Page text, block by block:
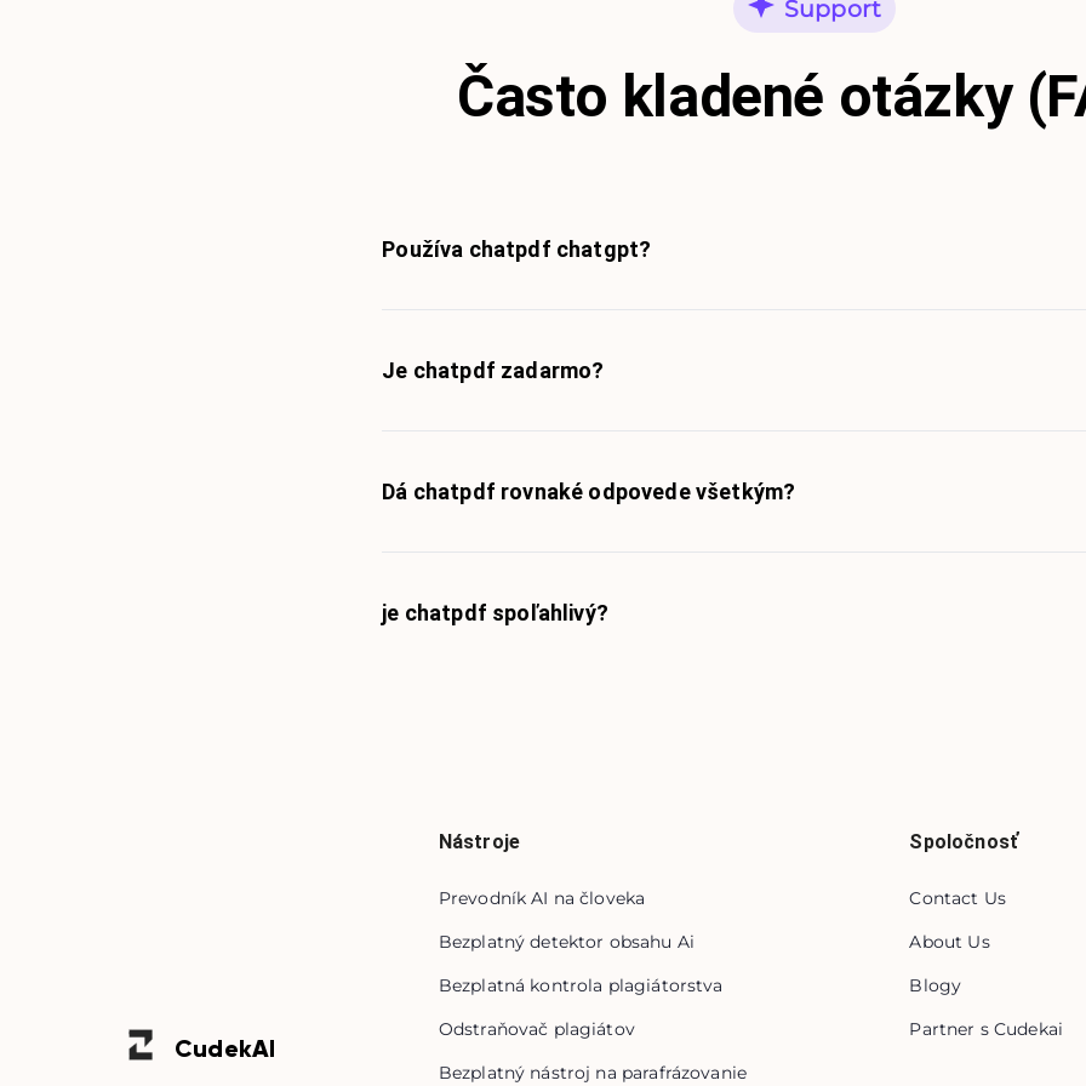
Support
Často kladené otázky
Používa chatpdf chatgpt?
Je chatpdf zadarmo?
Dá chatpdf rovnaké odpovede všetkým?
je chatpdf spoľahlivý?
CudekAI
Nástroje
Prevodník AI na človeka
Bezplatný detektor obsahu Ai
Bezplatná kontrola plagiátorstva
Odstraňovač plagiátov
Bezplatný nástroj na parafrázovanie
Spoločnosť
Contact Us
About Us
Blogy
Partner s Cudekai